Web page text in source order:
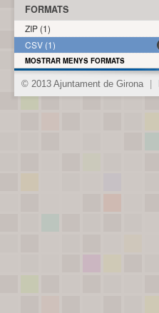
FORMATS
ZIP (1)
CSV (1)
MOSTRAR MENYS FORMATS
© 2013 Ajuntament de Girona